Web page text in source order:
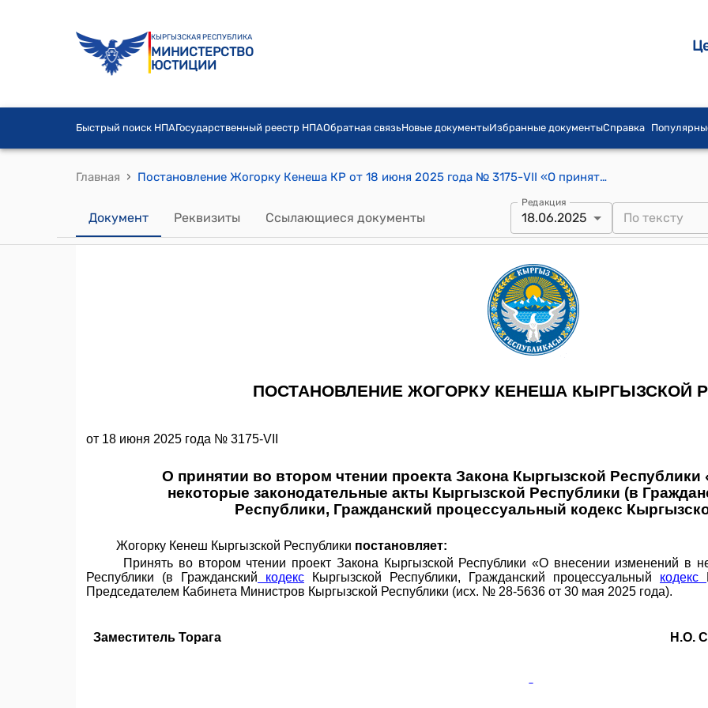
КЫРГЫЗСКАЯ РЕСПУБЛИКА
МИНИСТЕРСТВО
ЮСТИЦИИ
Быстрый поиск НПАГосударственный реестр НПАОбратная связьНовые документыИзбранные документыСправка
Главная › Постановление Жогорку Кенеша КР от 18 июня 2025 года № 3175-VII «О принятии во втором чтении проекта Закона Кыргызской Республики «О внесении изменений в некоторые законодательные акты Кыргызской Республики (в Гражданский кодекс Кыргызской Республики, Гражданский процессуальный кодекс Кыргызской Республики)»
Документ Реквизиты Ссылающиеся документы
Редакция
18.06.2025